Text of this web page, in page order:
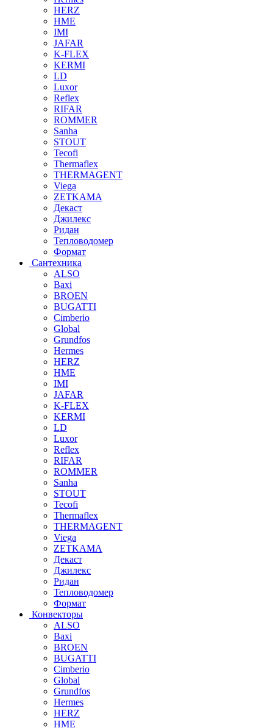
HERZ
HME
IMI
JAFAR
K-FLEX
KERMI
LD
Luxor
Reflex
RIFAR
ROMMER
Sanha
STOUT
Tecofi
Thermaflex
THERMAGENT
Viega
ZETKAMA
Декаст
Джилекс
Ридан
Тепловодомер
Формат
Сантехника
ALSO
Baxi
BROEN
BUGATTI
Cimberio
Global
Grundfos
Hermes
HERZ
HME
IMI
JAFAR
K-FLEX
KERMI
LD
Luxor
Reflex
RIFAR
ROMMER
Sanha
STOUT
Tecofi
Thermaflex
THERMAGENT
Viega
ZETKAMA
Декаст
Джилекс
Ридан
Тепловодомер
Формат
Конвекторы
ALSO
Baxi
BROEN
BUGATTI
Cimberio
Global
Grundfos
Hermes
HERZ
HME